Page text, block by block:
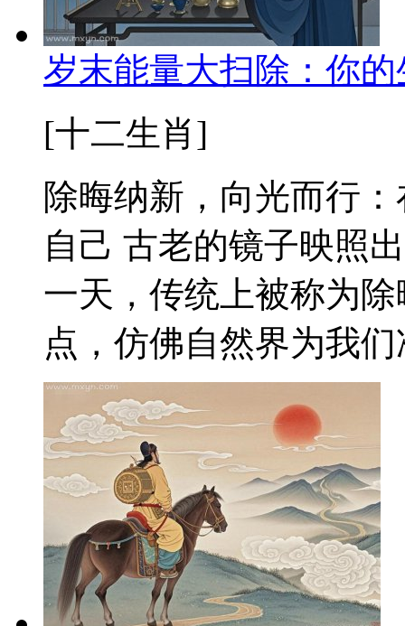
岁末能量大扫除：你
[十二生肖]
除晦纳新，向光而行
自己 古老的镜子映照
一天，传统上被称为
点，仿佛自然界为我